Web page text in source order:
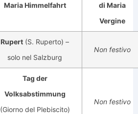
Maria Himmelfahrt
di Maria
Vergine
Rupert (S. Ruperto) –
solo nel Salzburg
Non festivo
Tag der
Volksabstimmung
(Giorno del Plebiscito)
Non festivo